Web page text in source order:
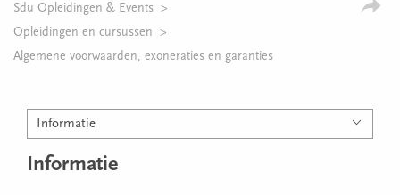
Sdu Opleidingen & Events
Opleidingen en cursussen
Algemene voorwaarden, exoneraties en garanties
Informatie
Informatie